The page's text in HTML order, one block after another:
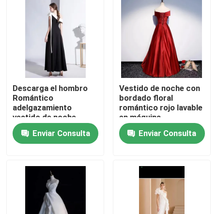
Sobre nosotros
Viaje de la fábrica
Control de calidad
Éntrenos en contacto con
Ropa de moda usada
Ropa Infantil Primaria
Descarga el hombro
Romántico
adelgazamiento
vestido de noche
negro Para la fiesta de
bodasEnviar Consulta
Vestido de noche con
bordado floral
romántico rojo lavable
en máquina
Enviar Consulta